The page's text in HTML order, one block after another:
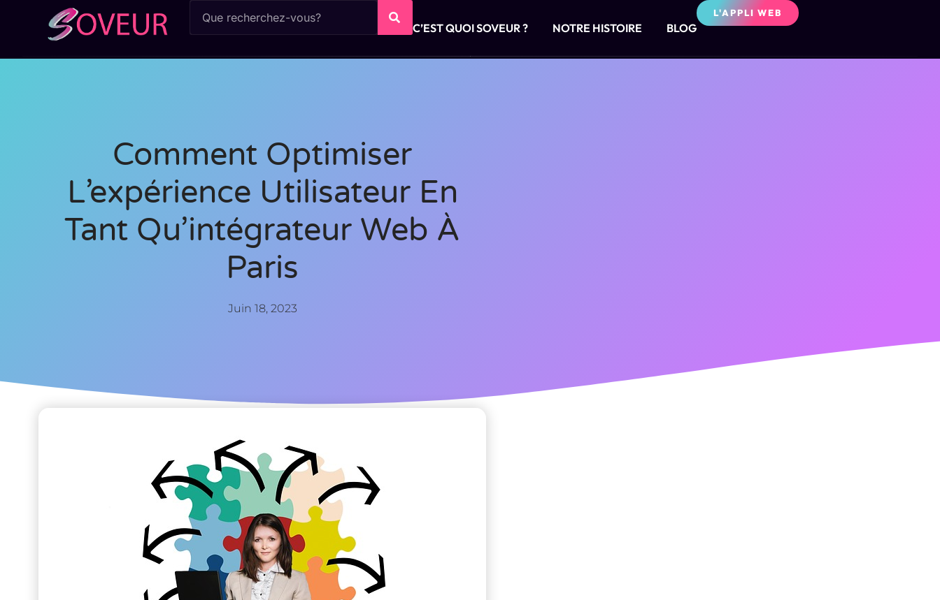
C’EST QUOI SOVEUR ? NOTRE HISTOIRE BLOG
L'APPLI WEB
Comment Optimiser
L’expérience Utilisateur En
Tant Qu’intégrateur Web À
Paris
Juin 18, 2023